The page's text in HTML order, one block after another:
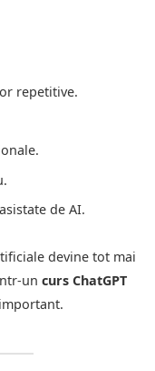
repetitive.
de AI.
devine tot mai
un curs ChatGPT